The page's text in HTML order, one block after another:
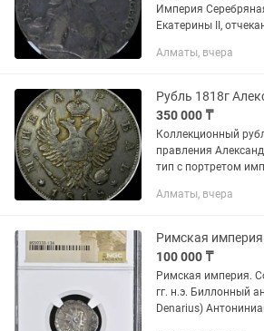
Империя
Екатерины II,
Сертифицирована
Алматы, вчера
Рубль 1818г
350 000 ₸
Коллекционный
правления
тип с портретом
империи. Экземпляр
слазаключёнб...
Алматы, вчера
100 000 ₸
Римская империя.
гг. н.э. Биллонный
Denarius)